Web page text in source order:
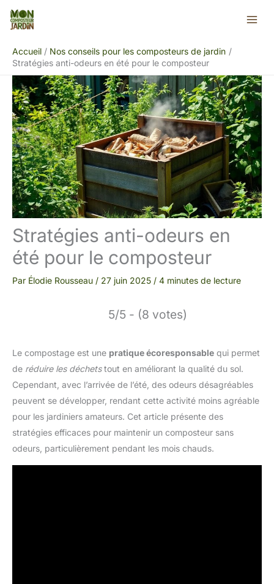
Aller
Accueil
Nos conseils pour les composteurs de jardin
Stratégies anti-odeurs en été pour le composteur
Stratégies anti-odeurs en
été pour le composteur
Par Élodie Rousseau / 27 juin 2025 / 4 minutes de lecture
5/5 - (8 votes)
Le compostage est une pratique écoresponsable qui permet
de réduire les déchetstout en améliorant la qualité du sol.
Cependant, avec l’arrivée de l’été, des odeurs désagréables
peuvent se développer, rendant cette activité moins agréable
pour les jardiniers amateurs. Cet article présente des
stratégies efficaces pour maintenir un composteur sans
odeurs, particulièrement pendant les mois chauds.
Rechercher